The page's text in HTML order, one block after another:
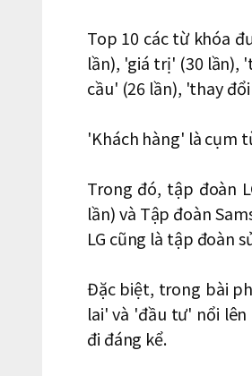
Top 10 các từ khóa
lần), 'giá trị' (30 lần),
cầu' (26 lần), 'thay
'Khách hàng' là cụm
Trong đó, tập đoàn
lần) và Tập đoàn
LG cũng là tập đoàn
Đặc biệt, trong bài
lai' và 'đầu tư' nổi lên
đi đáng kể.